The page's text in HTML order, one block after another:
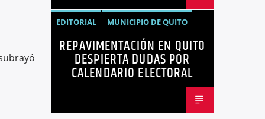
EDITORIAL
MUNICIPIO DE QUITO
NOTICIAS
OPINIÓN
QUITO
REPAVIMENTACIÓN
REPAVIMENTACIÓN EN QUITO
DESPIERTA DUDAS POR
CALENDARIO ELECTORAL